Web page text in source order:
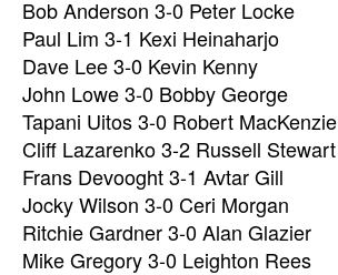
Bob Anderson 3-0 Peter Locke
Paul Lim 3-1 Kexi Heinaharjo
Dave Lee 3-0 Kevin Kenny
John Lowe 3-0 Bobby George
Tapani Uitos 3-0 Robert MacKenzie
Cliff Lazarenko 3-2 Russell Stewart
Frans Devooght 3-1 Avtar Gill
Jocky Wilson 3-0 Ceri Morgan
Ritchie Gardner 3-0 Alan Glazier
Mike Gregory 3-0 Leighton Rees